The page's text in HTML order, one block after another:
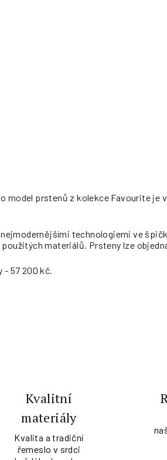
model prstenů z kolekce Favourite je
technologiemi ve
materiálů. Prsteny lze
57 200 kč.
Kvalitní
materiály
Kvalita a tradiční
řemeslo v srdci